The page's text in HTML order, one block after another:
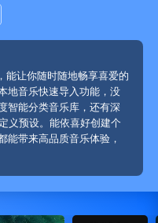
能让你随时随地畅享喜爱的
地音乐快速导入功能，没
智能分类音乐库，还有深
义预设。能依喜好创建个
能带来高品质音乐体验，